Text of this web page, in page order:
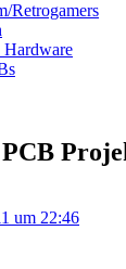
Retrogamers
Hardware
um 22:46